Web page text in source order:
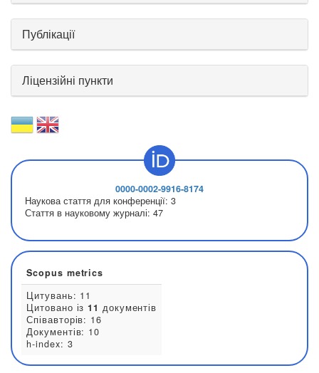
Публікації
Ліцензійні пункти
0000-0002-9916-8174
Наукова стаття для конференції:
Стаття в науковому журналі: